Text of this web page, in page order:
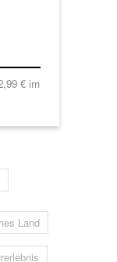
€ im
Land